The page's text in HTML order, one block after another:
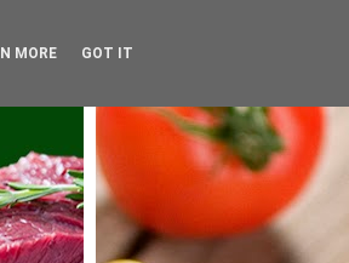
MORE GOT IT